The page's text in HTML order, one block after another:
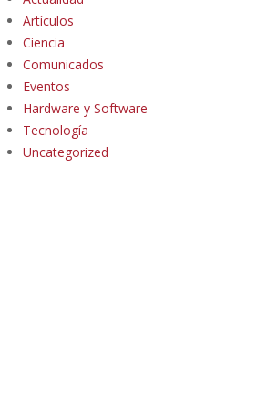
Artículos
Ciencia
Comunicados
Eventos
Hardware y Software
Tecnología
Uncategorized